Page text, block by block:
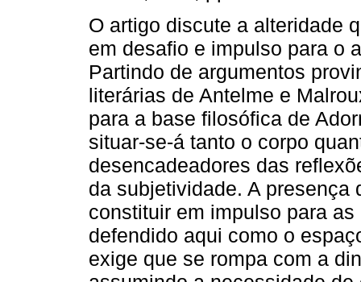
O artigo discute a alteridade
em desafio e impulso para o
Partindo de argumentos
literárias de Antelme e
para a base filosófica de
situar-se-á tanto o corpo
desencadeadores das
da subjetividade. A presença
constituir em impulso para
defendido aqui como o
exige que se rompa com a